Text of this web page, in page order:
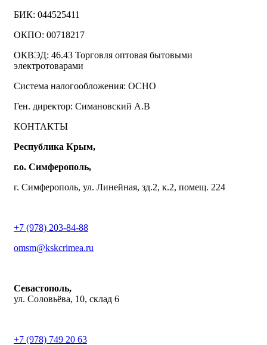
БИК: 044525411
ОКПО: 00718217
ОКВЭД: 46.43 Торговля оптовая бытовыми
электротоварами
Система налогообложения: ОСНО
Ген. директор: Симановский А.В
КОНТАКТЫ
Республика Крым,
г.о. Симферополь,
г. Симферополь, ул. Линейная, зд.2, к.2, помещ. 224
+7 (978) 203-84-88
omsm@kskcrimea.ru
Севастополь,
ул. Соловьёва, 10, склад 6
+7 (978) 749 20 63